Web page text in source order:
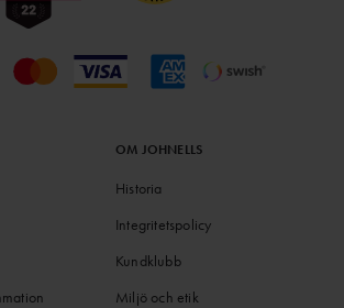
OM JOHNELLS
Historia
Integritetspolicy
Kundklubb
Miljö och etik